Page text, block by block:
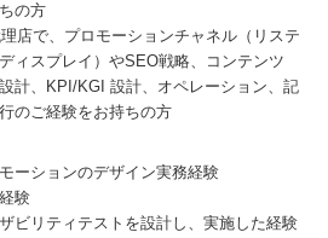
の方
店で、プロモーションチャネル（リステ
ィスプレイ）やSEO戦略、コンテンツ
計、KPI/KGI 設計、オペレーション、記
のご経験をお持ちの方
ーションのデザイン実務経験
験
ビリティテストを設計し、実施した経験